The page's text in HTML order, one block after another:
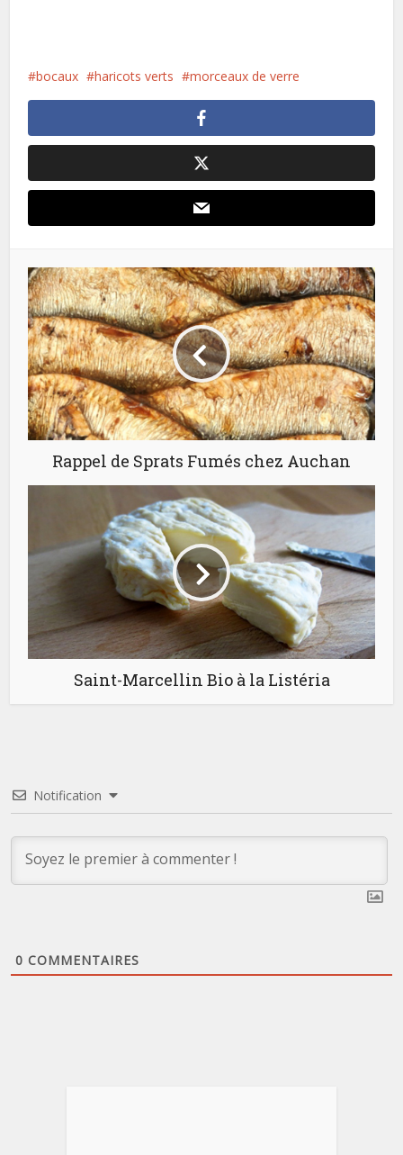
bocaux haricots verts morceaux de verre
Rappel de Sprats Fumés chez Auchan
Saint-Marcellin Bio à la Listéria
Notification
0 COMMENTAIRES